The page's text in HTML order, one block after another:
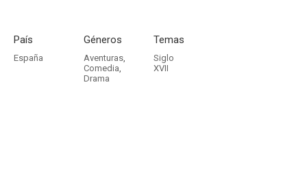
País
España
Géneros
Aventuras,
Comedia,
Drama
Temas
Siglo
XVII